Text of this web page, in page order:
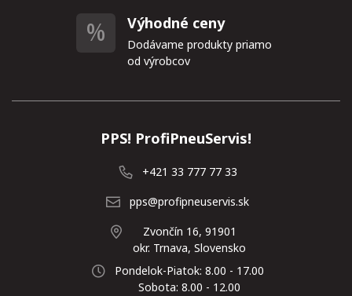
Výhodné ceny
Dodávame produkty priamo
od výrobcov
PPS! ProfiPneuServis!
+421 33 777 77 33
pps@profipneuservis.sk
Zvončín 16, 91901
okr. Trnava, Slovensko
Pondelok-Piatok: 8.00 - 17.00
Sobota: 8.00 - 12.00